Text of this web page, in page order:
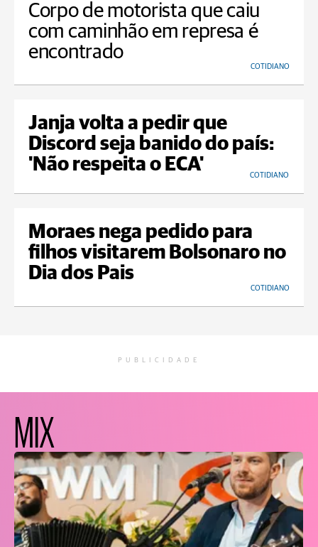
Corpo de motorista que caiu
com caminhão em represa é
encontrado
COTIDIANO
Janja volta a pedir que
Discord seja banido do país:
'Não respeita o ECA'
COTIDIANO
Moraes nega pedido para
filhos visitarem Bolsonaro no
Dia dos Pais
COTIDIANO
PUBLICIDADE
MIX